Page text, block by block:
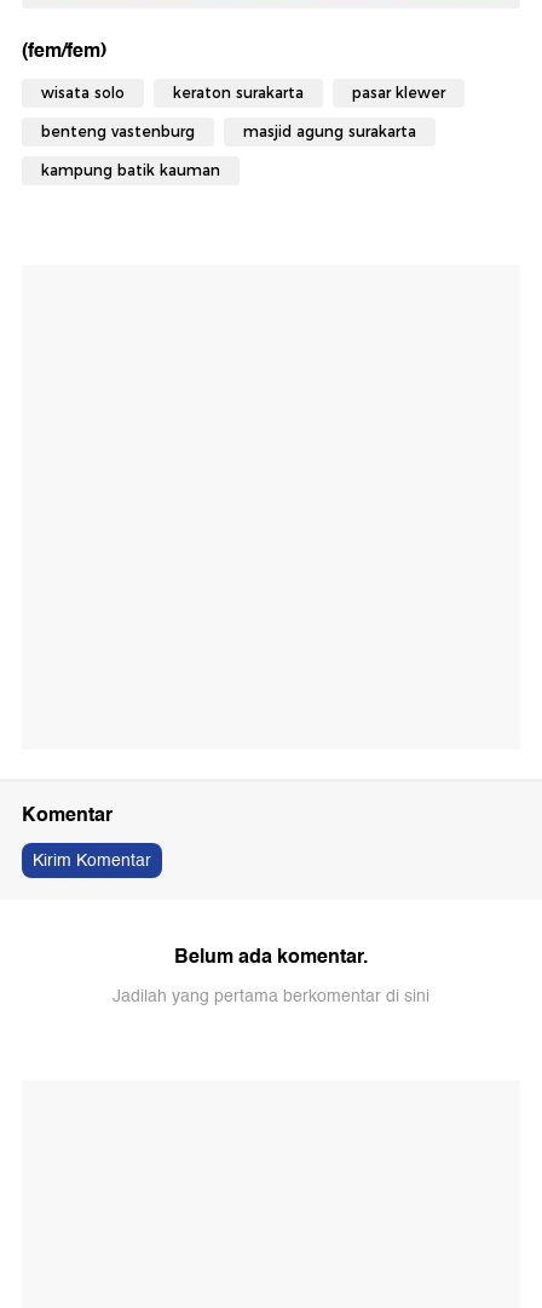
(fem/fem)
wisata solo keraton surakarta pasar klewer
benteng vastenburg masjid agung surakarta
kampung batik kauman
Komentar
Kirim Komentar
Belum ada komentar.
Jadilah yang pertama berkomentar di sini